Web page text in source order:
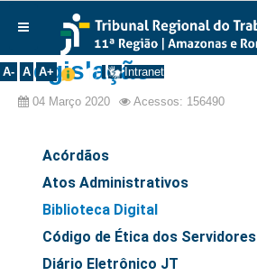
English
Português Español
A- A A+ Intranet
Institucional
Histórico
Corregedoria
Composição
Desembargadores
Seções Especializadas
Turmas
Legislação
04 Março 2020 Acessos: 156490
Acórdãos
Atos Administrativos
Biblioteca Digital
Código de Ética dos Servidores
Diário Eletrônico JT